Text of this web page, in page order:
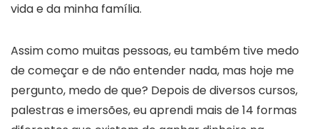
vida e da minha família.
Assim como muitas pessoas, eu também tive medo
de começar e de não entender nada, mas hoje me
pergunto, medo de que? Depois de diversos cursos,
palestras e imersões, eu aprendi mais de 14 formas